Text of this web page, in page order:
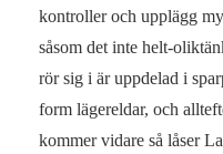
kontroller och upplägg
såsom det inte helt-
rör sig i är uppdelad i
form lägereldar, och
kommer vidare så låser